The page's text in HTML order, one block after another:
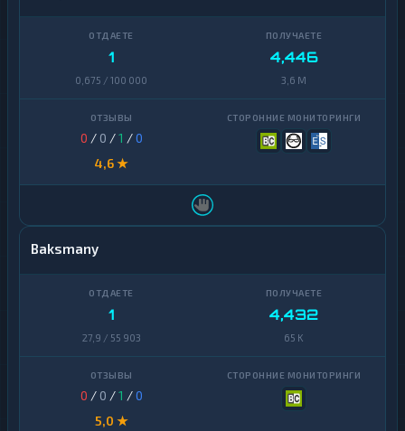
1
0,675 / 100 000
4,446
3,6 M
0 / 0 /1 /0
4,6 ★
Baksmany
1
27,9 / 55 903
4,432
65 K
0 / 0 /1 /0
5,0 ★